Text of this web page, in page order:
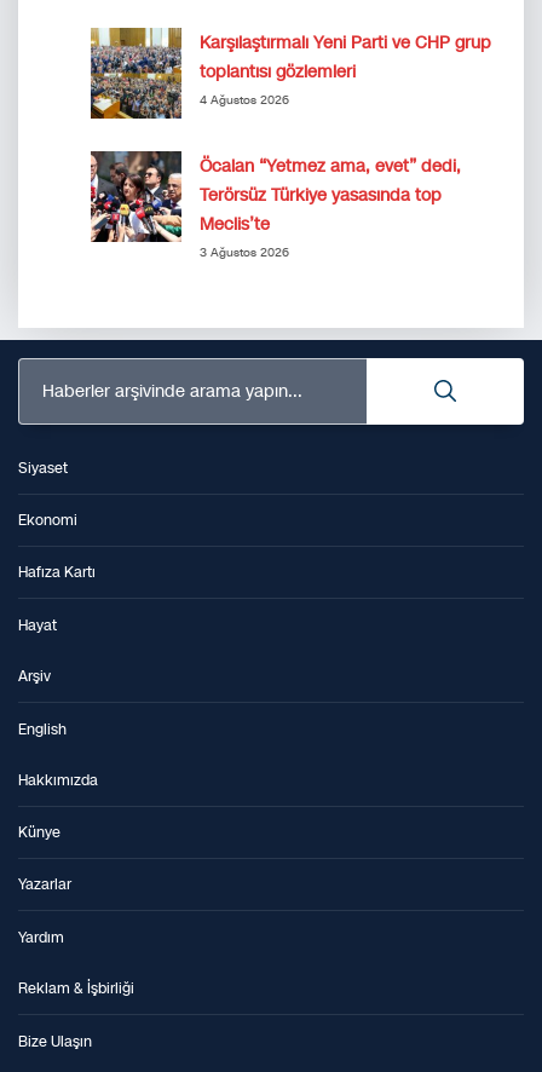
Karşılaştırmalı Yeni Parti ve CHP grup
toplantısı gözlemleri
4 Ağustos 2026
Öcalan “Yetmez ama, evet” dedi,
Terörsüz Türkiye yasasında top
Meclis’te
3 Ağustos 2026
Haberler arşivinde arama yapın...
Siyaset
Ekonomi
Hafıza Kartı
Hayat
Arşiv
English
Hakkımızda
Künye
Yazarlar
Yardım
Reklam & İşbirliği
Bize Ulaşın